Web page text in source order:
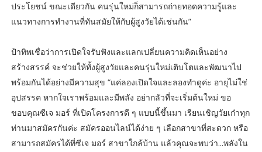
ประโยชน์ ขณะเดียวกัน คนรุ่นใหม่ก็สามารถถ่ายทอดความรู้และ
แนวทางการทำงานที่ทันสมัยให้กับผู้สูงวัยได้เช่นกัน”
ป้าทิพเชื่อว่าการเปิดใจรับฟังและแลกเปลี่ยนความคิดเห็นอย่าง
สร้างสรรค์ จะช่วยให้ทั้งผู้สูงวัยและคนรุ่นใหม่เติบโตและพัฒนาไป
พร้อมกันได้อย่างมีความสุข “แค่ลองเปิดใจและลองทำดูค่ะ อายุไม่ใช่
อุปสรรค หากใจเราพร้อมและมีพลัง อย่ากลัวที่จะเริ่มต้นใหม่ ขอ
ขอบคุณซีเจ มอร์ ที่เปิดโครงการดี ๆ แบบนี้ขึ้นมา เรียนเชิญวัยเก๋าทุก
ท่านมาสมัครกันค่ะ สมัครออนไลน์ได้ง่าย ๆ เลือกสาขาที่สะดวก หรือ
สามารถสมัครได้ที่ซีเจ มอร์ สาขาใกล้บ้าน แล้วคุณจะพบว่า...พลังใน